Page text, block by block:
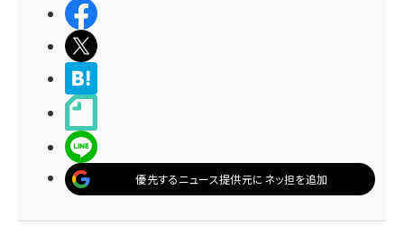
優先するニュース提供元にネッ担を追加